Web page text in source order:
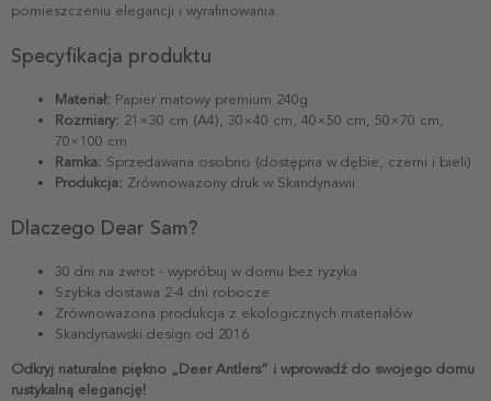
pomieszczeniu elegancji i wyrafinowania.
Specyfikacja produktu
Materiał: Papier matowy premium 240g
Rozmiary: 21×30 cm (A4), 30×40 cm, 40×50 cm, 50×70 cm,
70×100 cm
Ramka: Sprzedawana osobno (dostępna w dębie, czerni i bieli)
Produkcja: Zrównoważony druk w Skandynawii
Dlaczego Dear Sam?
30 dni na zwrot - wypróbuj w domu bez ryzyka
Szybka dostawa 2-4 dni robocze
Zrównoważona produkcja z ekologicznych materiałów
Skandynawski design od 2016
Odkryj naturalne piękno „Deer Antlers” i wprowadź do swojego domu
rustykalną elegancję!